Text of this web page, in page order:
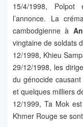
15/4/1998,
l’annonce. La
cambodgienne à
vingtaine de soldats
12/1998, Khieu
29/12/1998, les
du génocide
et quelques milliers
12/1999, Ta Mok
Khmer Rouge se